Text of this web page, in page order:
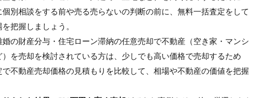
別相談をする前や売る売らないの判断の前に、無料一括査定をして
把握しましょう。
の財産分与・住宅ローン滞納の任意売却で不動産（空き家・マンシ
）を売却を検討されている方は、少しでも高い価格で売却するため
不動産売却価格の見積もりを比較して、相場や不動産の価値を把握